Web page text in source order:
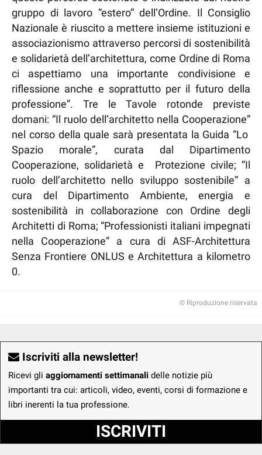
gruppo di lavoro “estero” dell’Ordine. Il Consiglio
Nazionale è riuscito a mettere insieme istituzioni e
associazionismo attraverso percorsi di sostenibilità
e solidarietà dell’architettura, come Ordine di Roma
ci aspettiamo una importante condivisione e
riflessione anche e soprattutto per il futuro della
professione”. Tre le Tavole rotonde previste
domani: “Il ruolo dell’architetto nella Cooperazione”
nel corso della quale sarà presentata la Guida “Lo
Spazio morale”, curata dal Dipartimento
Cooperazione, solidarietà e Protezione civile; ”Il
ruolo dell’architetto nello sviluppo sostenibile” a
cura del Dipartimento Ambiente, energia e
sostenibilità in collaborazione con Ordine degli
Architetti di Roma; “Professionisti italiani impegnati
nella Cooperazione” a cura di ASF-Architettura
Senza Frontiere ONLUS e Architettura a kilometro
0.
© Riproduzione riservata
Iscriviti alla newsletter!
Ricevi gli aggiornamenti settimanali delle notizie più
importanti tra cui: articoli, video, eventi, corsi di formazione e
libri inerenti la tua professione.
ISCRIVITI